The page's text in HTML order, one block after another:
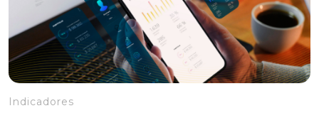
Indicadores